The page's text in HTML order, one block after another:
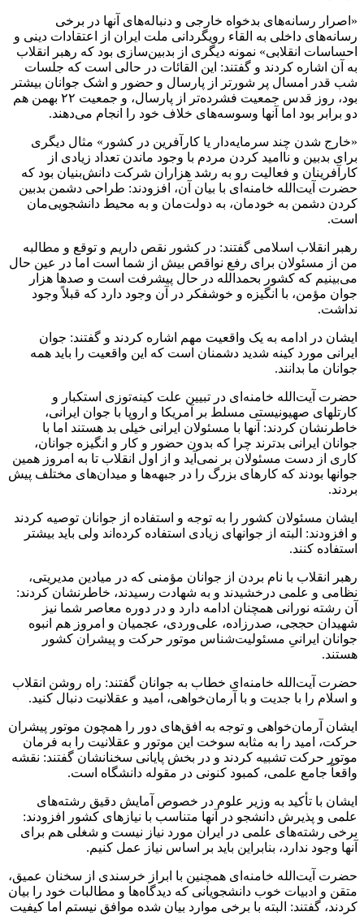
«اصرار رسانه‌های بدخواه خارجی و دنباله‌های آنها در برخی
رسانه‌های داخلی به القاء رویگردانی ملت ایران از اعتقادات دینی و
احساسات انقلابی» نمونه دیگری از بدبین‌سازی بود که رهبر انقلاب
به آن اشاره کردند و گفتند: این القائات در حالی است که جلسات
شب قدر امسال پر شورتر از پارسال و حضور و اشک جوانان بیشتر
بود، روز قدس جمعیت فشرده‌تر از پارسال، و جمعیت ۲۲ بهمن هم
دو برابر بود اما آنها وسوسه‌های خلاف خود را انجام می‌دهند.
«خارج شدن چند سرمایه‌دار یا کارآفرین در کشور» مثال دیگری
برای بدبین و ناامید کردن مردم با وجود ماندن تعداد زیادی از
کارآفرینان و فعالیت رو به رشد هزاران شرکت دانش‌بنیان بود که
حضرت آیت‌الله خامنه‌ای با بیان آن، افزودند: طراحی دشمن بدبین
کردن دشمن به خودمان، به دولت‌مان و به محیط دانشجویی‌مان
است.
رهبر انقلاب اسلامی گفتند: در کشور نقص داریم و توقع و مطالبه
من از مسئولان برای رفع نواقص بیش از شما است اما در عین حال
می‌بینیم که کشور بحمدالله در حال پیشرفت است و صدها هزار
جوان مؤمن، با انگیزه و خوشفکر در آن وجود دارد که قبلاً وجود
نداشت.
ایشان در ادامه به یک واقعیت مهم اشاره کردند و گفتند: جوان
ایرانی مورد کینه شدید دشمنان است که این واقعیت را باید همه
جوانان ما بدانند.
حضرت آیت‌الله خامنه‌ای در تبیین علت کینه‌توزی استکبار و
کارتلهای صهیونیستی مسلط بر آمریکا و اروپا با جوان ایرانی،
خاطرنشان کردند: آنها با مسئولان ایرانی خیلی بد هستند اما با
جوانان ایرانی بدترند چرا که بدون حضور و کار و انگیزه جوانان،
کاری از دست مسئولان بر نمی‌آید و از اول انقلاب تا به امروز همین
جوانها بودند که کارهای بزرگ را در جبهه‌ها و میدان‌های مختلف پیش
بردند.
ایشان مسئولان کشور را به توجه و استفاده از جوانان توصیه کردند
و افزودند: البته از جوانهای زیادی استفاده کرده‌اند ولی باید بیشتر
استفاده کنند.
رهبر انقلاب با نام بردن از جوانان مؤمنی که در میادین مدیریتی،
نظامی و علمی درخشیدند و به شهادت رسیدند، خاطرنشان کردند:
آن رشته نورانی همچنان ادامه دارد و در دوره معاصر شما نیز
شهیدان حججی، صدرزاده، علی‌وردی، عجمیان و امروز هم انبوه
جوانان ایرانیِ مسئولیت‌شناس موتور حرکت و پیشران کشور
هستند.
حضرت آیت‌الله خامنه‌ای خطاب به جوانان گفتند: راه روشن انقلاب
و اسلام را با جدیت و با آرمان‌خواهی، امید و عقلانیت دنبال کنید.
ایشان آرمان‌خواهی و توجه به افق‌های دور را همچون موتور پیشران
حرکت، امید را به مثابه سوخت این موتور و عقلانیت را به فرمان
موتور حرکت تشبیه کردند و در بخش پایانی سخنانشان گفتند: نقشه
واقعاً جامع علمی، کمبود کنونی در مقوله دانشگاه است.
ایشان با تأکید به وزیر علوم در خصوص آمایش دقیق رشته‌های
علمی و پذیرش دانشجو در آنها متناسب با نیازهای کشور افزودند:
برخی رشته‌های علمی در ایران مورد نیاز نیست و شغلی هم برای
آنها وجود ندارد، بنابراین باید بر اساس نیاز عمل کنیم.
حضرت آیت‌الله خامنه‌ای همچنین با ابراز خرسندی از سخنان عمیق،
متقن و ادبیات خوب دانشجویانی که دیدگاه‌ها و مطالبات خود را بیان
کردند، گفتند: البته با برخی موارد بیان شده موافق نیستم اما کیفیت